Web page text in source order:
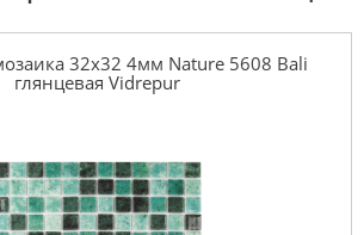
32x32 4мм Nature 5608 Bali
глянцевая Vidrepur